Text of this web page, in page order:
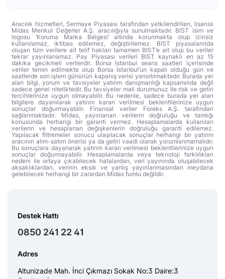
Aracılık hizmetleri, Sermaye Piyasası tarafından yetkilendirilen, lisanslı
Midas Menkul Değerler A.Ş. aracılığıyla sunulmaktadır. BIST isim ve
logosu ‘Koruma Marka Belgesi’ altında korunmakta olup izinsiz
kullanılamaz, iktibas edilemez, değiştirilemez. BIST piyasalarında
oluşan tüm verilere ait telif hakları tamamen BIST’e ait olup bu veriler
tekrar yayınlanamaz. Pay Piyasası verileri BIST kaynaklı en az 15
dakika gecikmeli verilerdir. Borsa İstanbul seans saatleri içerisinde
veriler temin edilmekte olup Borsa İstanbul’un kapalı olduğu gün ve
saatlerde son işlem gününün kapanış verisi yansıtılmaktadır. Burada yer
alan bilgi, yorum ve tavsiyeler yatırım danışmanlığı kapsamında değil
sadece genel niteliktedir. Bu tavsiyeler mali durumunuz ile risk ve getiri
tercihlerinize uygun olmayabilir. Bu nedenle, sadece burada yer alan
bilgilere dayanılarak yatırım kararı verilmesi beklentilerinize uygun
sonuçlar doğurmayabilir. Finansal veriler Foreks A.Ş. tarafından
sağlanmaktadır. Midas, yayınlanan verilerin doğruluğu ve tamlığı
konusunda herhangi bir garanti vermez. Hesaplamalarda kullanılan
verilerin ve hesaplanan değişkenlerin doğruluğu garanti edilemez.
Yapılacak filtremeler sonucu ulaşılacak sonuçlar herhangi bir yatırım
aracının alım-satım önerisi ya da getiri vaadi olarak yorumlanmamalıdır.
Bu sonuçlara dayanarak yatırım kararı verilmesi beklentilerinize uygun
sonuçlar doğurmayabilir. Hesaplamalarda veya teknoloji farklılıkları
nedeni ile ortaya çıkabilecek hatalardan, veri yayınında oluşabilecek
aksaklıklardan, verinin eksik ve yanlış yayınlanmasından meydana
gelebilecek herhangi bir zarardan Midas fumlu değildir.
Destek Hattı
0850 241 22 41
Adres
Altunizade Mah. İnci Çıkmazı Sokak No:3 Daire:3